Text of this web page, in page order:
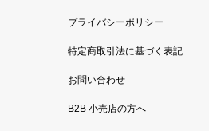
プライバシーポリシー
特定商取引法に基づく表記
お問い合わせ
B2B 小売店の方へ